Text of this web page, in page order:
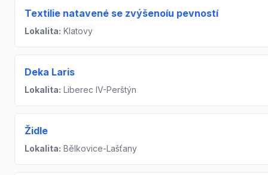
Textilie natavené se zvýšenoíu pevností
Lokalita: Klatovy
Deka Laris
Lokalita: Liberec IV-Perštýn
Židle
Lokalita: Bělkovice-Lašťany